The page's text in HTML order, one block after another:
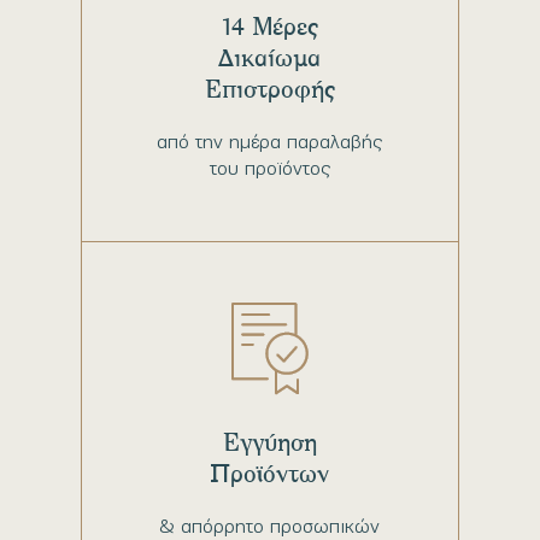
από την ημέρα παραλαβής
του προϊόντος
14 Μέρες
Δικαίωμα
Επιστροφής
& απόρρητο προσωπικών
Εγγύηση
Προϊόντων